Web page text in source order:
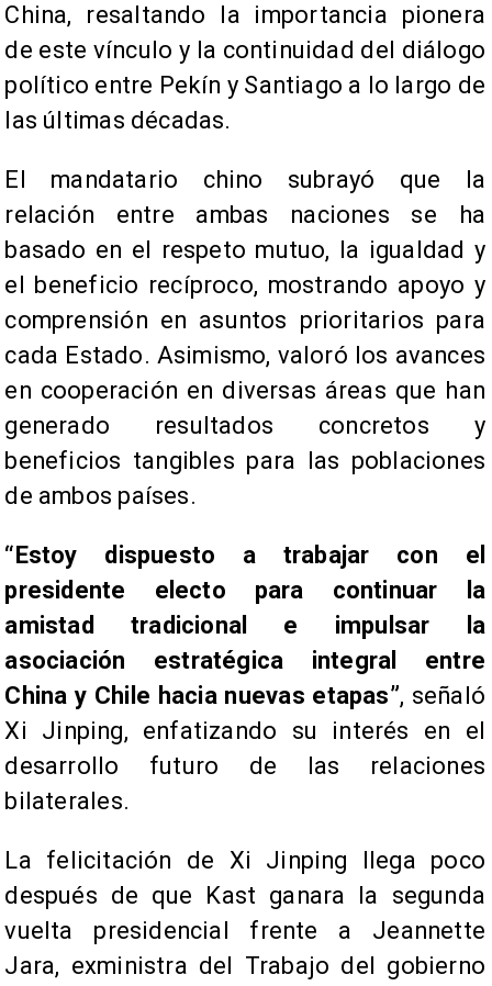
China, resaltando la importancia pionera
de este vínculo y la continuidad del diálogo
político entre Pekín y Santiago a lo largo de
las últimas décadas.
El mandatario chino subrayó que la
relación entre ambas naciones se ha
basado en el respeto mutuo, la igualdad y
el beneficio recíproco, mostrando apoyo y
comprensión en asuntos prioritarios para
cada Estado. Asimismo, valoró los avances
en cooperación en diversas áreas que han
generado resultados concretos y
beneficios tangibles para las poblaciones
de ambos países.
“Estoy dispuesto a trabajar con el
presidente electo para continuar la
amistad tradicional e impulsar la
asociación estratégica integral entre
China y Chile hacia nuevas etapas”, señaló
Xi Jinping, enfatizando su interés en el
desarrollo futuro de las relaciones
bilaterales.
La felicitación de Xi Jinping llega poco
después de que Kast ganara la segunda
vuelta presidencial frente a Jeannette
Jara, exministra del Trabajo del gobierno